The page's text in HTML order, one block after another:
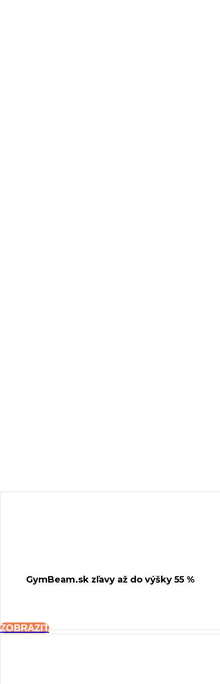
GymBeam.skzľavy až do výšky 55 %
ZOBRAZIŤ